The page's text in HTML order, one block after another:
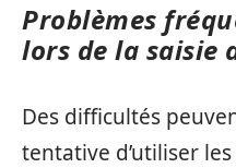
Problèmes
lors de la saisie
Des difficultés
tentative d’utiliser